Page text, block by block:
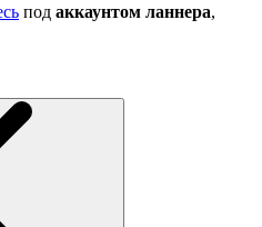
под аккаунтом ланнера,